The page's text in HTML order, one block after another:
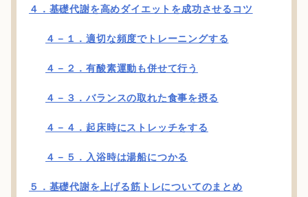
４．基礎代謝を高めダイエットを成功させるコツ
４－１．適切な頻度でトレーニングする
４－２．有酸素運動も併せて行う
４－３．バランスの取れた食事を摂る
４－４．起床時にストレッチをする
４－５．入浴時は湯船につかる
５．基礎代謝を上げる筋トレについてのまとめ